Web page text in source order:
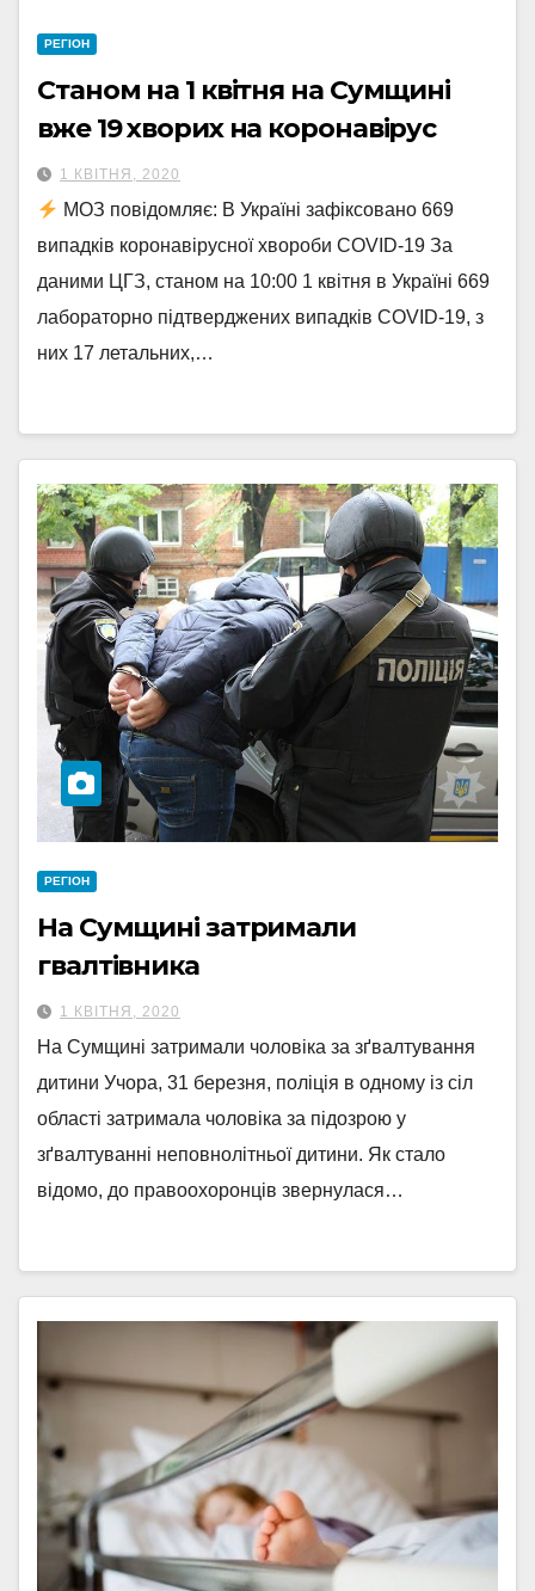
РЕГІОН
Станом на 1 квітня на Сумщині
вже 19 хворих на коронавірус
1 КВІТНЯ, 2020
МОЗ повідомляє: В Україні зафіксовано 669
випадків коронавірусної хвороби COVID-19 За
даними ЦГЗ, станом на 10:00 1 квітня в Україні 669
лабораторно підтверджених випадків COVID-19, з
них 17 летальних,…
РЕГІОН
На Сумщині затримали
гвалтівника
1 КВІТНЯ, 2020
На Сумщині затримали чоловіка за зґвалтування
дитини Учора, 31 березня, поліція в одному із сіл
області затримала чоловіка за підозрою у
зґвалтуванні неповнолітньої дитини. Як стало
відомо, до правоохоронців звернулася…